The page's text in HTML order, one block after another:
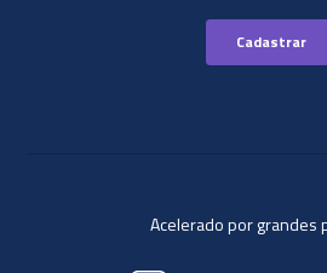
Acelerado por grandes